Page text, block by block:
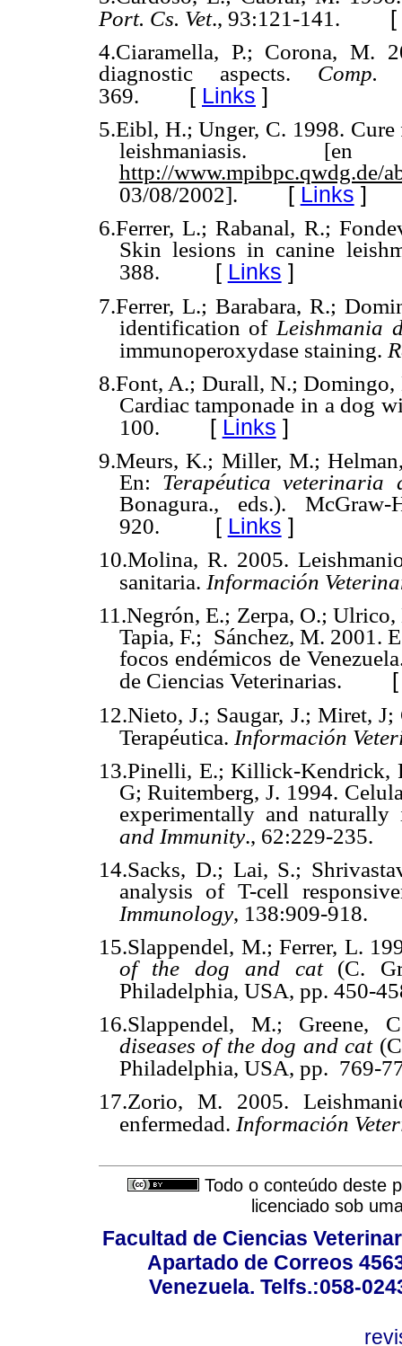
Port. Cs. Vet., 93:121-141. [
4.Ciaramella, P.; Corona, M.
diagnostic aspects.
369. [ Links ]
5.Eibl, H.; Unger, C. 1998.
leishmaniasis. [en
http://www.mpibpc.qwdg.de/
03/08/2002]. [ Links ]
6.Ferrer, L.; Rabanal, R.;
Skin lesions in canine
388.
[ Links ]
7.Ferrer, L.; Barabara, R.;
identification of Leishmania
immunoperoxydase staining.
8.Font, A.; Durall, N.; Domingo,
Cardiac tamponade in a dog
100. [ Links ]
9.Meurs, K.; Miller, M.;
En: Terapéutica
Bonagura., eds.).
920.
[ Links ]
10.Molina, R. 2005.
sanitaria. Información
11.Negrón, E.; Zerpa, O.;
Tapia, F.; Sánchez, M. 2001.
focos endémicos de
de Ciencias Veterinarias.
12.Nieto, J.; Saugar, J.; Miret,
Terapéutica. Información
13.Pinelli, E.; Killick-Kendrick,
G; Ruitemberg, J. 1994.
experimentally and
and Immunity., 62:229-235.
14.Sacks, D.; Lai, S.;
analysis of T-cell
Immunology, 138:909-918.
15.Slappendel, M.; Ferrer, L.
of the dog and cat(C.
Philadelphia, USA, pp. 450-
16.Slappendel, M.; Greene,
diseases of the dog and cat
Philadelphia, USA, pp. 769-
17.Zorio, M. 2005.
enfermedad. Información
Todo o conteúdo deste
licenciado sob
Facultad de Ciencias
Apartado de Correos
Venezuela. Telfs.:058-